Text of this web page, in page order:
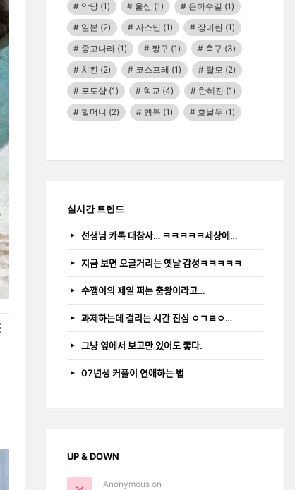
악당 (1) 울산 (1) 은하수길 (1)
일본 (2) 자스민 (1) 장미란 (1)
중고나라 (1) 짱구 (1) 축구 (3)
치킨 (2) 코스프레 (1) 탈모 (2)
포토샵 (1) 학교 (4) 한혜진 (1)
할머니 (2) 행복 (1) 호날두 (1)
실시간 트렌드
선생님 카톡 대참사… ㅋㅋㅋㅋㅋ세상에…
지금 보면 오글거리는 옛날 감성ㅋㅋㅋㅋㅋ
수깽이의 제일 쩌는 춤왕이라고…
과제하는데 걸리는 시간 진심 ㅇㄱㄹㅇ…
그냥 옆에서 보고만 있어도 좋다.
07년생 커플이 연애하는 법
UP & DOWN
Anonymous on